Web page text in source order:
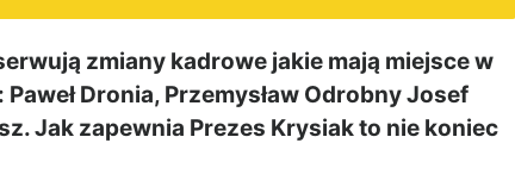
zmiany kadrowe jakie mają miejsce w
Dronia, Przemysław Odrobny Josef
Jak zapewnia Prezes Krysiak to nie koniec